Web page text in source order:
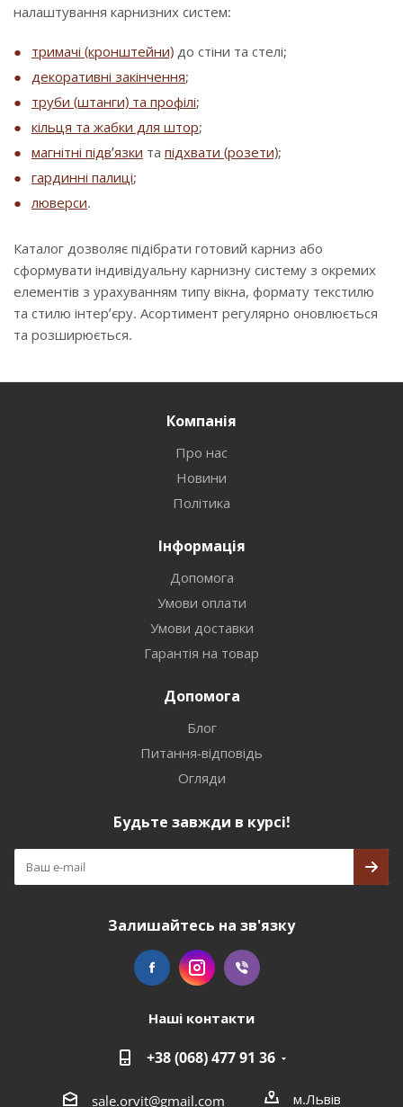
налаштування карнизних систем:
тримачі (кронштейни) до стіни та стелі;
декоративні закінчення;
труби (штанги) та профілі;
кільця та жабки для штор;
магнітні підв’язки та підхвати (розети);
гардинні палиці;
люверси.
Каталог дозволяє підібрати готовий карниз або
сформувати індивідуальну карнизну систему з окремих
елементів з урахуванням типу вікна, формату текстилю
та стилю інтер’єру. Асортимент регулярно оновлюється
та розширюється.
Компанія
Про нас
Новини
Політика
Інформація
Допомога
Умови оплати
Умови доставки
Гарантія на товар
Допомога
Блог
Питання-відповідь
Огляди
Будьте завжди в курсі!
Залишайтесь на зв'язку
Наші контакти
+38 (068) 477 91 36
sale.orvit@gmail.com м.Львів